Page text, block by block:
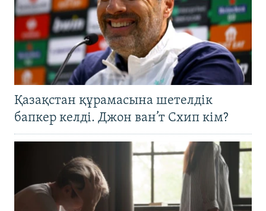
Қазақстан құрамасына шетелдік
бапкер келді. Джон ван’т Схип кім?